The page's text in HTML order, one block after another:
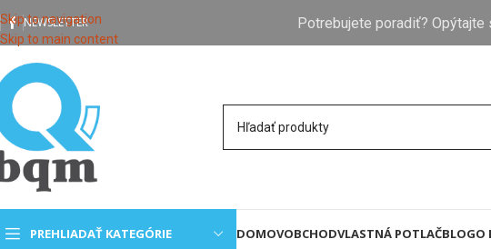
Skip to navigation
Skip to main content
NEWSLETTER Potrebujete poradiť? Opýtajte
PREHLIADAŤ KATEGÓRIE DOMOVOBCHODVLASTNÁ POTLAČBLOGO